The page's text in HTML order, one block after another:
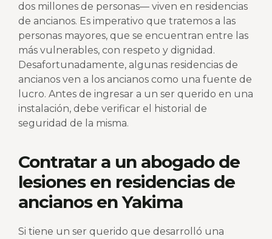
dos millones de personas— viven en residencias
de ancianos. Es imperativo que tratemos a las
personas mayores, que se encuentran entre las
más vulnerables, con respeto y dignidad.
Desafortunadamente, algunas residencias de
ancianos ven a los ancianos como una fuente de
lucro. Antes de ingresar a un ser querido en una
instalación, debe verificar el historial de
seguridad de la misma.
Contratar a un abogado de
lesiones en residencias de
ancianos en Yakima
Si tiene un ser querido que desarrolló una